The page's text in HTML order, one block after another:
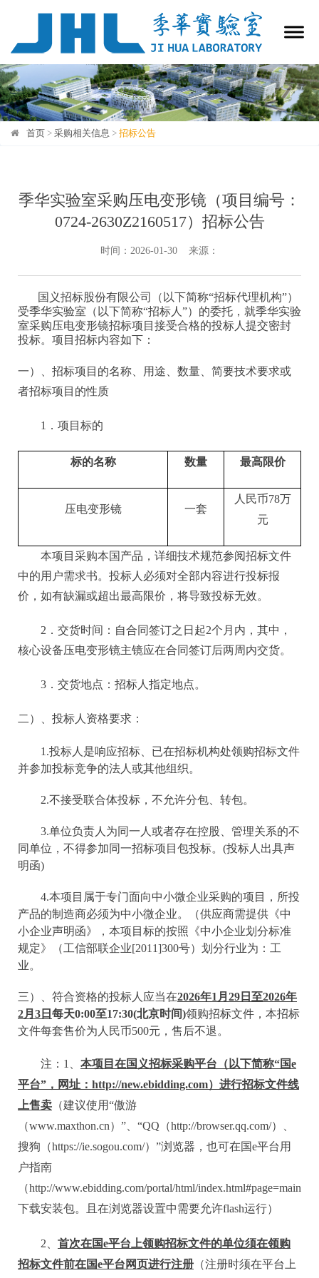
首页 > 采购相关信息 > 招标公告
季华实验室采购压电变形镜（项目编号：
0724-2630Z2160517）招标公告
时间：2026-01-30 来源：
国义招标股份有限公司（以下简称“招标代理机构”）
受季华实验室 （以下简称“招标人”）的委托，就季华实验
室采购压电变形镜招标项目接受合格的投标人提交密封
投标。项目招标内容如下：
一）、招标项目的名称、用途、数量、简要技术要求或
者招标项目的性质
1．项目标的
标的名称 数量 最高限价
压电变形镜 一套
人民币78万
元
本项目采购本国产品，详细技术规范参阅招标文件
中的用户需求书。投标人必须对全部内容进行投标报
价，如有缺漏或超出最高限价，将导致投标无效。
2．交货时间：自合同签订之日起2个月内，其中，
核心设备压电变形镜主镜应在合同签订后两周内交货。
3．交货地点：招标人指定地点。
二）、投标人资格要求：
1.投标人是响应招标、已在招标机构处领购招标文件
并参加投标竞争的法人或其他组织。
2.不接受联合体投标，不允许分包、转包。
3.单位负责人为同一人或者存在控股、管理关系的不
同单位，不得参加同一招标项目包投标。(投标人出具声
明函)
4.本项目属于专门面向中小微企业采购的项目，所投
产品的制造商必须为中小微企业。（供应商需提供《中
小企业声明函》，本项目标的按照《中小企业划分标准
规定》（工信部联企业[2011]300号）划分行业为：工
业。
三）、 符合资格的投标人应当在2026年1 月 29 日至2026年
2月 3 日 每天0:00至17:30(北京时间)领购招标文件，本招标
文件每套售价为人民币500元，售后不退。
注： 1、 本项目在国义招标采购平台（以下简称“国e
平台”，网址： http://new.ebidding.com）进行招标文件线
上售卖 （建议使用“傲游
（www.maxthon.cn）”、“QQ（http://browser.qq.com/）、
搜狗（https://ie.sogou.com/）”浏览器，也可在国e平台用
户指南
（http://www.ebidding.com/portal/html/
下载安装包。且在浏览器设置中需要允许flash运行）
2、 首次在国e平台上领购招标文件的单位须在领购
招标文件前在国e平台网页进行注册 （注册时须在平台上